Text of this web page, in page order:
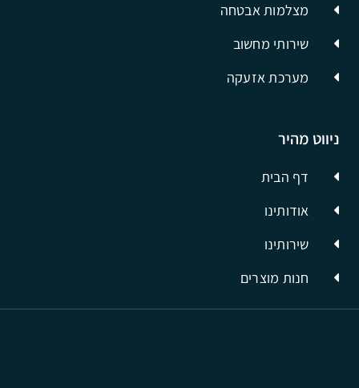
ניווט מהיר
דף הבית
אודותינו
שירותינו
חנות מוצרים
מצלמות אבטחה
שירותי מחשוב
מערכת אזעקה